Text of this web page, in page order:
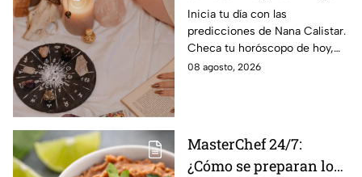
de agosto: estos signos
tendrán ingresos extra
Inicia tu día con las
predicciones de Nana Calistar.
Checa tu horóscopo de hoy,
domingo 9 de agosto, y
08 agosto, 2026
MasterChef 24/7:
¿Cómo se preparan los